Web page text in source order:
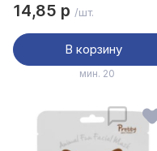
пара х 7,5гр
14,85 р /шт.
В корзину
мин. 20